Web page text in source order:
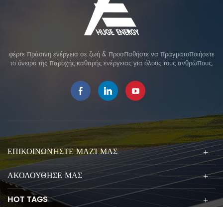
φέρτε πράσινη ενέργεια σε ζωή & προσπαθήστε να πραγματοποιήσετε
το όνειρο της παροχής καθαρής ενέργειας για όλους τους ανθρώπους.
ΕΠΙΚΟΙΝΩΝΉΣΤΕ ΜΑΖΊ ΜΑΣ
ΑΚΟΛΟΥΘΗΣΕ ΜΑΣ
HOT TAGS